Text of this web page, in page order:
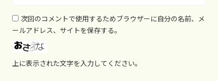
次回のコメントで使用するためブラウザーに自分の名前、メ
ールアドレス、サイトを保存する。
上に表示された文字を入力してください。